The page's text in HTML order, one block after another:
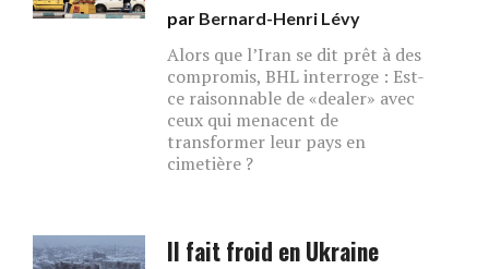
par Bernard-Henri Lévy
Alors que l’Iran se dit prêt à des
compromis, BHL interroge : Est-
ce raisonnable de «dealer» avec
ceux qui menacent de
transformer leur pays en
cimetière ?
Il fait froid en Ukraine